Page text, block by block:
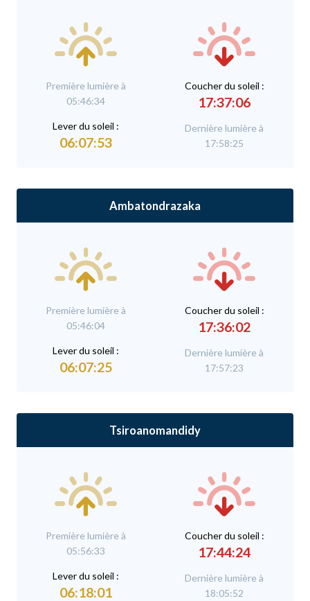
Première lumière à
05:46:34
Lever du soleil :
06:07:53
Coucher du soleil :
17:37:06
Dernière lumière à
17:58:25
Ambatondrazaka
Première lumière à
05:46:04
Lever du soleil :
06:07:25
Coucher du soleil :
17:36:02
Dernière lumière à
17:57:23
Tsiroanomandidy
Première lumière à
05:56:33
Lever du soleil :
06:18:01
Coucher du soleil :
17:44:24
Dernière lumière à
18:05:52